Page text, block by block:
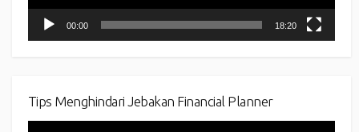
00:00 18:20
Tips Menghindari Jebakan Financial Planner